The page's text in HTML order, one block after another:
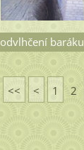
odvlhčení baráku
<< < 1 2